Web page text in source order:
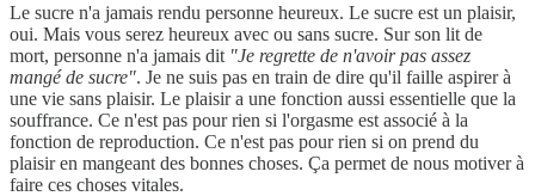
Le sucre n'a jamais rendu personne heureux. Le sucre est un plaisir,
oui. Mais vous serez heureux avec ou sans sucre. Sur son lit de
mort, personne n'a jamais dit "Je regrette de n'avoir pas assez
mangé de sucre". Je ne suis pas en train de dire qu'il faille aspirer à
une vie sans plaisir. Le plaisir a une fonction aussi essentielle que la
souffrance. Ce n'est pas pour rien si l'orgasme est associé à la
fonction de reproduction. Ce n'est pas pour rien si on prend du
plaisir en mangeant des bonnes choses. Ça permet de nous motiver à
faire ces choses vitales.